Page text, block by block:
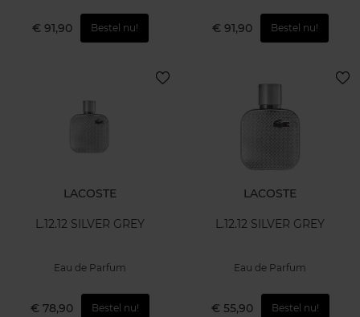
€ 91,90 Bestel nu! € 91,90 Bestel nu!
LACOSTE
L.12.12 SILVER GREY
Eau de Parfum
€ 78,90 Bestel nu!
LACOSTE
L.12.12 SILVER GREY
Eau de Parfum
€ 55,90 Bestel nu!